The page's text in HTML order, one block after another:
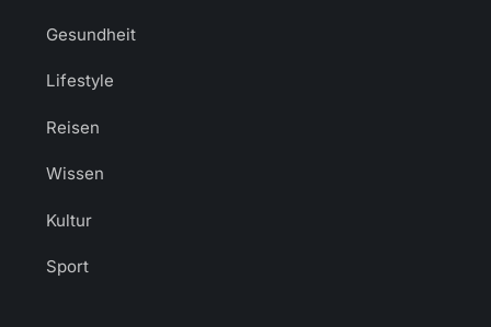
Gesundheit
Lifestyle
Reisen
Wissen
Kultur
Sport